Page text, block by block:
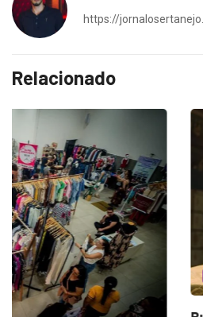
https://
Relacionado
LAZER E CULTURA